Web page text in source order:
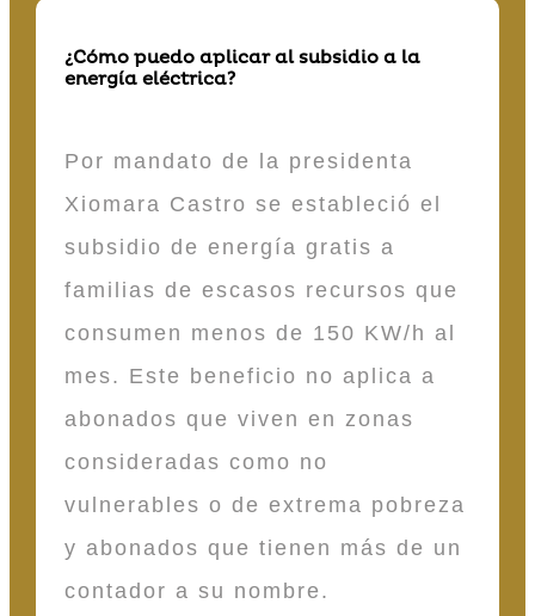
¿Cómo puedo aplicar al subsidio a la
energía eléctrica?
Por mandato de la presidenta
Xiomara Castro se estableció el
subsidio de energía gratis a
familias de escasos recursos que
consumen menos de 150 KW/h al
mes. Este beneficio no aplica a
abonados que viven en zonas
consideradas como no
vulnerables o de extrema pobreza
y abonados que tienen más de un
contador a su nombre.